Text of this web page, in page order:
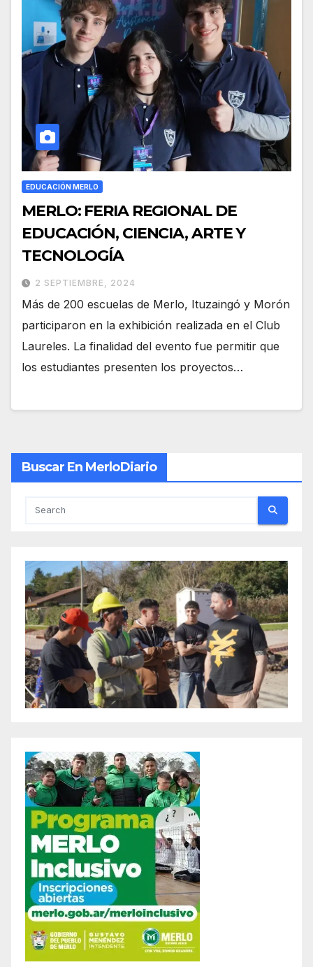
EDUCACIÓN MERLO
MERLO: FERIA REGIONAL DE
EDUCACIÓN, CIENCIA, ARTE Y
TECNOLOGÍA
2 SEPTIEMBRE, 2024
Más de 200 escuelas de Merlo, Ituzaingó y Morón
participaron en la exhibición realizada en el Club
Laureles. La finalidad del evento fue permitir que
los estudiantes presenten los proyectos…
Buscar En MerloDiario